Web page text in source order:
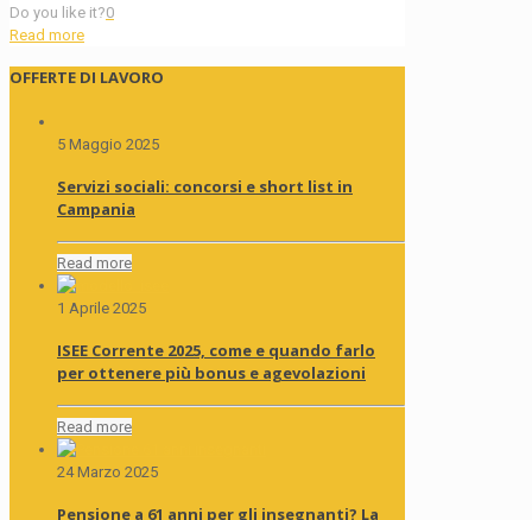
Do you like it?0
Read more
OFFERTE DI LAVORO
5 Maggio 2025
Servizi sociali: concorsi e short list in
Campania
Read more
1 Aprile 2025
ISEE Corrente 2025, come e quando farlo
per ottenere più bonus e agevolazioni
Read more
24 Marzo 2025
Pensione a 61 anni per gli insegnanti? La